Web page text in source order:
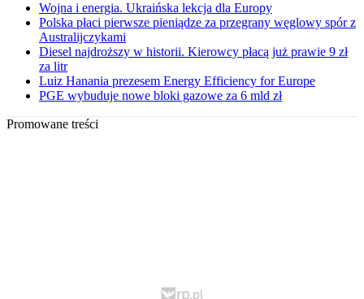
Wojna i energia. Ukraińska lekcja dla Europy
Polska płaci pierwsze pieniądze za przegrany węglowy spór z
Australijczykami
Diesel najdroższy w historii. Kierowcy płacą już prawie 9 zł
za litr
Luiz Hanania prezesem Energy Efficiency for Europe
PGE wybuduje nowe bloki gazowe za 6 mld zł
Promowane treści